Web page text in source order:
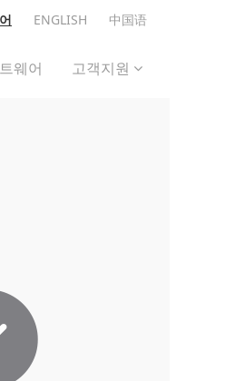
ENGLISH 中国语
웨어 고객지원